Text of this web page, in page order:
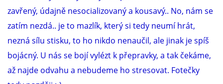
VÝCHOVA FRETKY
zavřený, údajně nesocializovaný a kousavý.. No, nám se
zatím nezdá.. je to mazlík, který si tedy neumí hrát,
nezná sílu stisku, to ho nikdo nenaučil, ale jinak je spíš
bojácný. U nás se bojí vylézt k přepravky, a tak čekáme,
až najde odvahu a nebudeme ho stresovat. Fotečky